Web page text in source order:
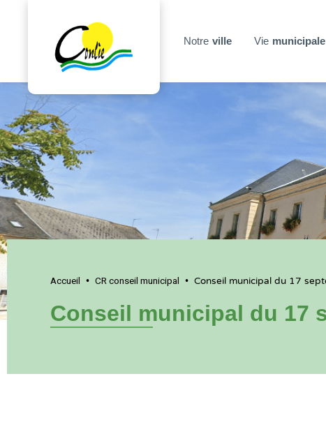
Notre ville Vie municipale
Accueil • CR conseil municipal • Conseil municipal du 17
Conseil municipal du 17